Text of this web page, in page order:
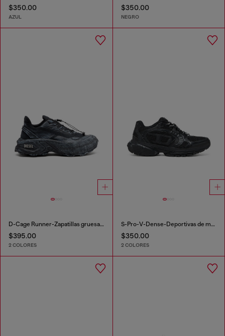
$350.00
AZUL
$350.00
NEGRO
D-Cage Runner-Zapatillas gruesas en ripstop
$395.00
2 COLORES
S-Pro-V-Dense-Deportivas de malla con logotipo Oval D
$350.00
2 COLORES